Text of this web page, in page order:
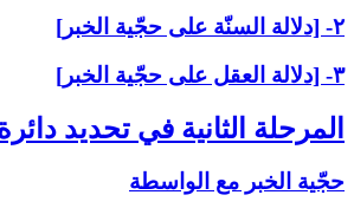
۲- [دلالة السنّة على حجّية الخبر]
۳- [دلالة العقل على حجّية الخبر]
المرحلة الثانية في تحديد
حجّية الخبر مع الواسطة